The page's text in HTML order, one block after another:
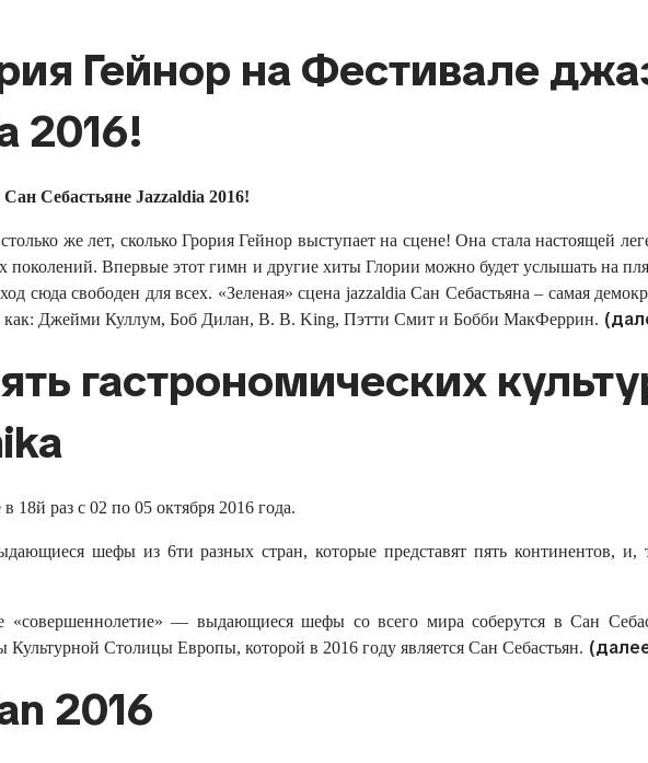
Гейнор на Фестивале
2016!
Себастьяне Jazzaldia 2016!
же лет, сколько Грория Гейнор выступает на сцене! Она стала настоящей
поколений. Впервые этот гимн и другие хиты Глории можно будет услышать на
сюда свободен для всех. «Зеленая» сцена jazzaldia Сан Себастьяна – самая
как: Джейми Куллум, Боб Дилан, B. B. King, Пэтти Смит и Бобби МакФеррин.
гастрономических
18й раз с 02 по 05 октября 2016 года.
шефы из 6ти разных стран, которые представят пять континентов, и,
«совершеннолетие» — выдающиеся шефы со всего мира соберутся в Сан
Столицы Европы, которой в 2016 году является Сан Себастьян.
2016